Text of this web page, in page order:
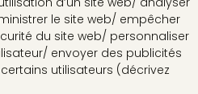
le site web/ empêcher
du site web/ personnaliser
envoyer des publicités
utilisateurs (décrivez